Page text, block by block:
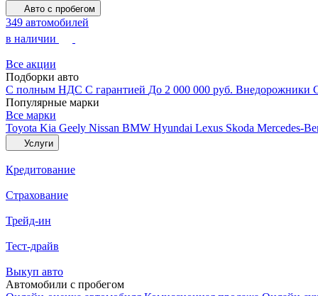
Авто с пробегом
349 автомобилей
в наличии
Все акции
Подборки авто
С полным НДС С гарантией До 2 000 000 руб. Внедорожники
Популярные марки
Все марки
Toyota Kia Geely Nissan BMW Hyundai Lexus Skoda Mercedes-
Услуги
Кредитование
Страхование
Трейд-ин
Тест-драйв
Выкуп авто
Автомобили с пробегом